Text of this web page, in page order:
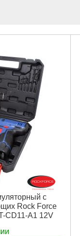
c
Rock Force
CD11-A1 12V